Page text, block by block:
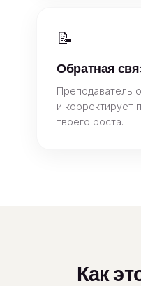
📝
Обратная
Преподаватель
и корректирует
твоего роста.
Как